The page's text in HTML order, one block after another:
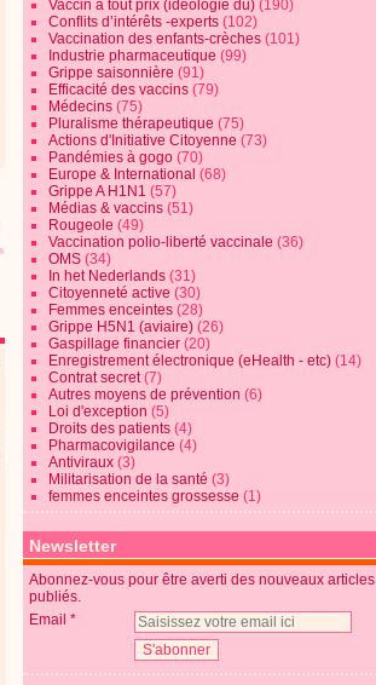
Vaccin à tout prix (idéologie du) (190)
Conflits d’intérêts -experts (102)
Vaccination des enfants-crèches (101)
Industrie pharmaceutique (99)
Grippe saisonnière (91)
Efficacité des vaccins (79)
Médecins (75)
Pluralisme thérapeutique (75)
Actions d'Initiative Citoyenne (73)
Pandémies à gogo (70)
Europe & International (68)
Grippe A H1N1 (57)
Médias & vaccins (51)
Rougeole (49)
Vaccination polio-liberté vaccinale (36)
OMS (34)
In het Nederlands (31)
Citoyenneté active (30)
Femmes enceintes (28)
Grippe H5N1 (aviaire) (26)
Gaspillage financier (20)
Enregistrement électronique (eHealth - etc) (14)
Contrat secret(7)
Autres moyens de prévention (6)
Loi d'exception (5)
Droits des patients (4)
Pharmacovigilance (4)
Antiviraux (3)
Militarisation de la santé (3)
femmes enceintes grossesse (1)
Newsletter
Abonnez-vous pour être averti des nouveaux articles
publiés.
Email